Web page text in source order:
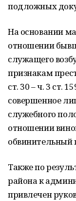
подложных
На основании
отношении
служащего
признакам
ст. 30 – ч. 3 ст.
совершенное
служебного
отношении
обвинительный
Также по
района к
привлечен